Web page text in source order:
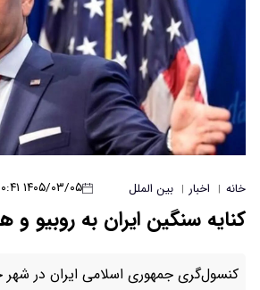
خانه | اخبار | بین الملل ۱۴۰۵/۰۳/۰۵ ۰۸:۰۰:۴۱
کنایه سنگین ایران به روبیو
کنسول‌گری جمهوری اسلامی ایران در شهر